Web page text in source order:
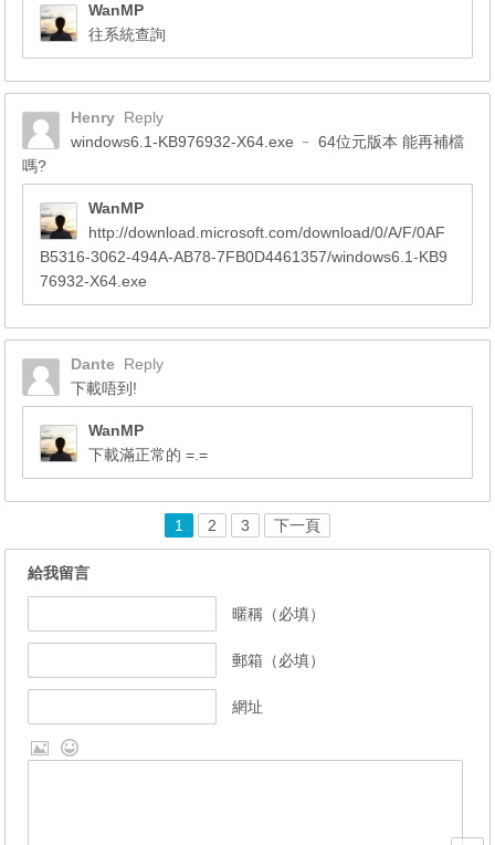
WanMP
往系統查詢
Henry Reply
windows6.1-KB976932-X64.exe ﹣ 64位元版本 能再補檔
嗎?
WanMP
http://download.microsoft.com/download/0/A/F/0AF
B5316-3062-494A-AB78-7FB0D4461357/windows6.1-KB9
76932-X64.exe
Dante Reply
下載唔到!
WanMP
下載滿正常的 =.=
1 2 3 下一頁
給我留言
暱稱（必填）
郵箱（必填）
網址